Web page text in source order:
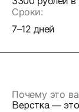
Сроки:
7–12 дней
Почему это
Верстка — это